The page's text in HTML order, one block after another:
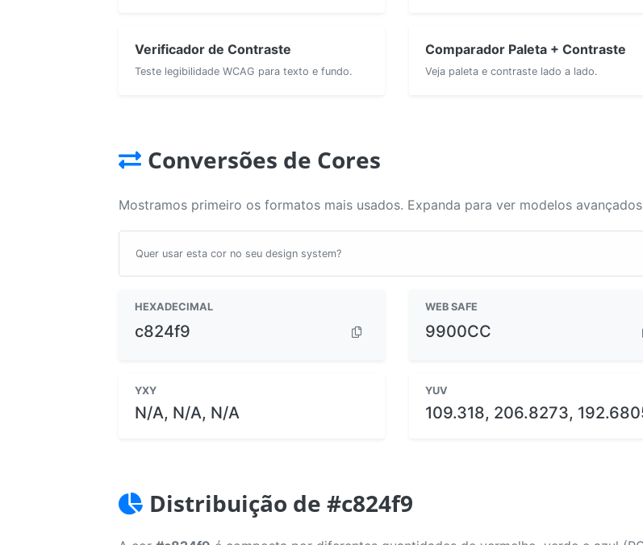
Verificador de Contraste
Teste legibilidade WCAG para texto e fundo.
Comparador Paleta + Contraste
Veja paleta e contraste lado a lado.
Conversões de Cores
Mostramos primeiro os formatos mais usados. Expanda para ver modelos
Quer usar esta cor no seu design system?
HEXADECIMAL
c824f9
WEB SAFE
9900CC
YXY
N/A, N/A, N/A
YUV
109.318, 206.8273,
Distribuição de #c824f9